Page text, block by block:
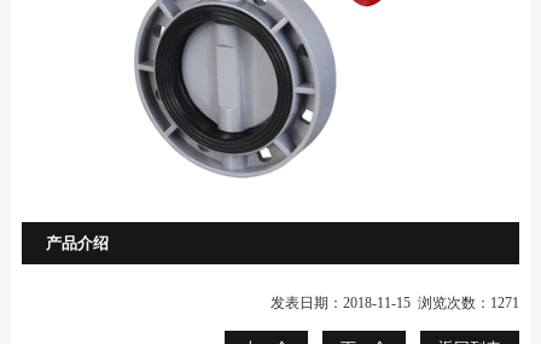
产品介绍
发表日期：2018-11-15 浏览次数：1271